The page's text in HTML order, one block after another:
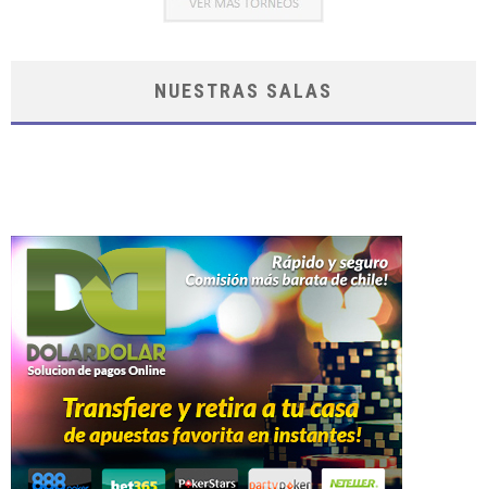
NUESTRAS SALAS